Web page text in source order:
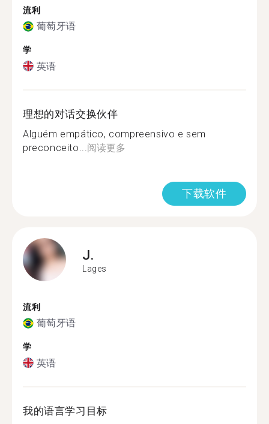
流利
葡萄牙语
学
英语
理想的对话交换伙伴
Alguém empático, compreensivo e sem
preconceito... 阅读更多
下载软件
J.
Lages
流利
葡萄牙语
学
英语
我的语言学习目标